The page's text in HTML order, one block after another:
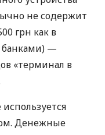
не содержит
грн как в
банками) —
«терминал в
Денежные